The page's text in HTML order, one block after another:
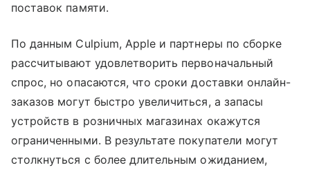
поставок памяти.
По данным Culpium, Apple и партнеры по сборке
рассчитывают удовлетворить первоначальный
спрос, но опасаются, что сроки доставки онлайн-
заказов могут быстро увеличиться, а запасы
устройств в розничных магазинах окажутся
ограниченными. В результате покупатели могут
столкнуться с более длительным ожиданием,